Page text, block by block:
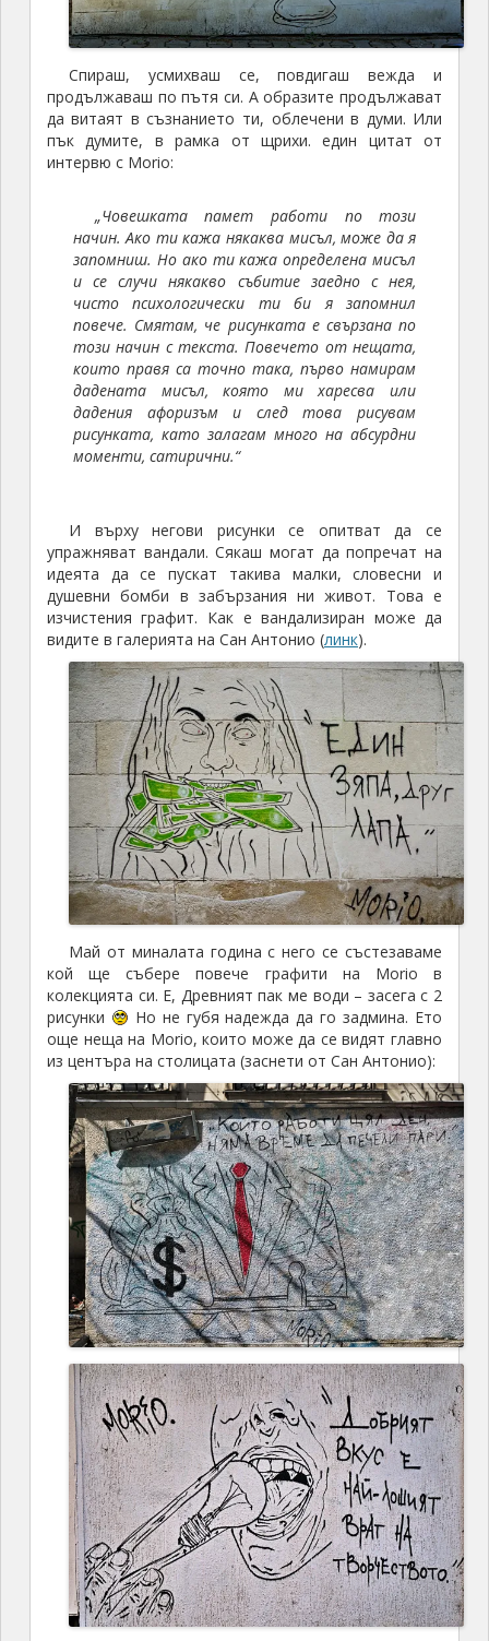
Спираш, усмихваш се, повдигаш вежда и
продължаваш по пътя си. А образите продължават
да витаят в съзнанието ти, облечени в думи. Или
пък думите, в рамка от щрихи. един цитат от
интервю с Morio:
„Човешката памет работи по този
начин. Ако ти кажа някаква мисъл, може да я
запомниш. Но ако ти кажа определена мисъл
и се случи някакво събитие заедно с нея,
чисто психологически ти би я запомнил
повече. Смятам, че рисунката е свързана по
този начин с текста. Повечето от нещата,
които правя са точно така, първо намирам
дадената мисъл, която ми харесва или
дадения афоризъм и след това рисувам
рисунката, като залагам много на абсурдни
моменти, сатирични.“
И върху негови рисунки се опитват да се
упражняват вандали. Сякаш могат да попречат на
идеята да се пускат такива малки, словесни и
душевни бомби в забързания ни живот. Това е
изчистения графит. Как е вандализиран може да
видите в галерията на Сан Антонио (линк).
Май от миналата година с него се състезаваме
кой ще събере повече графити на Morio в
колекцията си. Е, Древният пак ме води – засега с 2
рисунки
Но не губя надежда да го задмина. Ето
още неща на Morio, които може да се видят главно
из центъра на столицата (заснети от Сан Антонио):